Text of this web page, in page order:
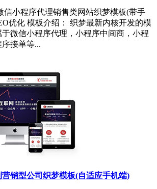
信小程序代理销售类网站织梦模板(带手
优化 模板介绍： 织梦最新内核开发的模
微信小程序代理，小程序中间商，小程
接单等...
营销型公司织梦模板(自适应手机端)